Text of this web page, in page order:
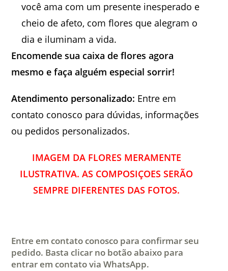
você ama com um presente inesperado e
cheio de afeto, com flores que alegram o
dia e iluminam a vida.
Encomende sua caixa de flores agora
mesmo e faça alguém especial sorrir!
Atendimento personalizado: Entre em
contato conosco para dúvidas, informações
ou pedidos personalizados.
IMAGEM DA FLORES MERAMENTE
ILUSTRATIVA. AS COMPOSIÇOES SERÃO
SEMPRE DIFERENTES DAS FOTOS.
Entre em contato conosco para confirmar seu
pedido. Basta clicar no botão abaixo para
entrar em contato via WhatsApp.